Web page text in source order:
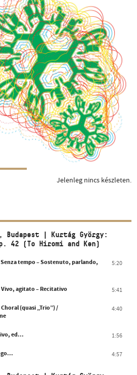
Jelenleg nincs készleten.
| Kurtág György:
42 (To Hiromi and Ken)
tempo – Sostenuto, parlando,
5:20
agitato – Recitativo 5:41
(quasi „Trio”) /
4:40
ed... 1:56
4:57